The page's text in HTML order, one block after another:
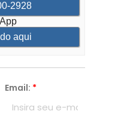
2928
aqui
Email: *